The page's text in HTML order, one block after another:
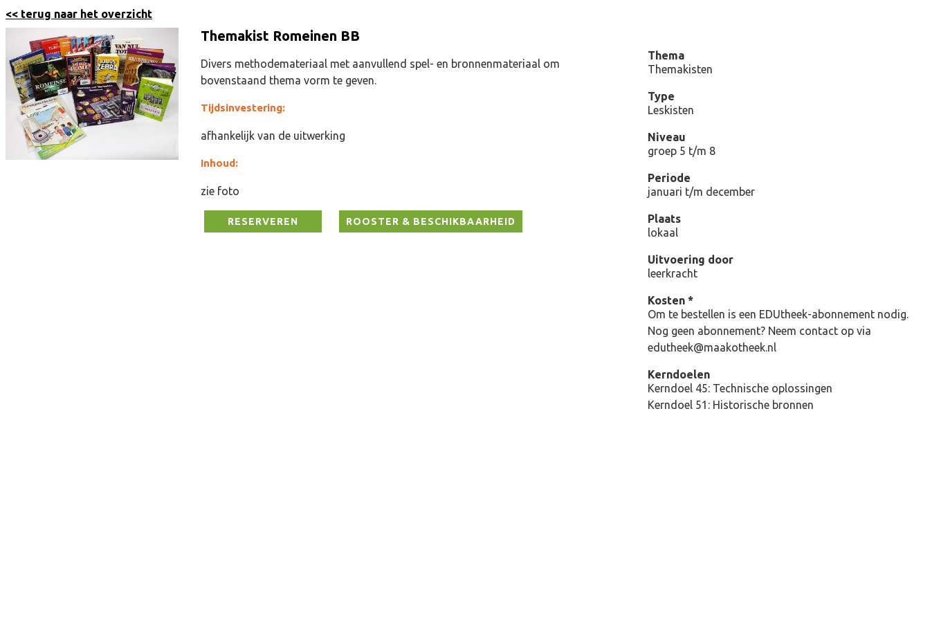
<< terug naar het overzicht
Themakist Romeinen BB
Divers methodemateriaal met aanvullend spel- en bronnenmateriaal om
bovenstaand thema vorm te geven.
Tijdsinvestering:
afhankelijk van de uitwerking
Inhoud:
zie foto
RESERVEREN ROOSTER & BESCHIKBAARHEID
Thema
Themakisten
Type
Leskisten
Niveau
groep 5 t/m 8
Periode
januari t/m december
Plaats
lokaal
Uitvoering door
leerkracht
Kosten *
Om te bestellen is een EDUtheek-abonnement nodig.
Nog geen abonnement? Neem contact op via
edutheek@maakotheek.nl
Kerndoelen
Kerndoel 45: Technische oplossingen
Kerndoel 51: Historische bronnen